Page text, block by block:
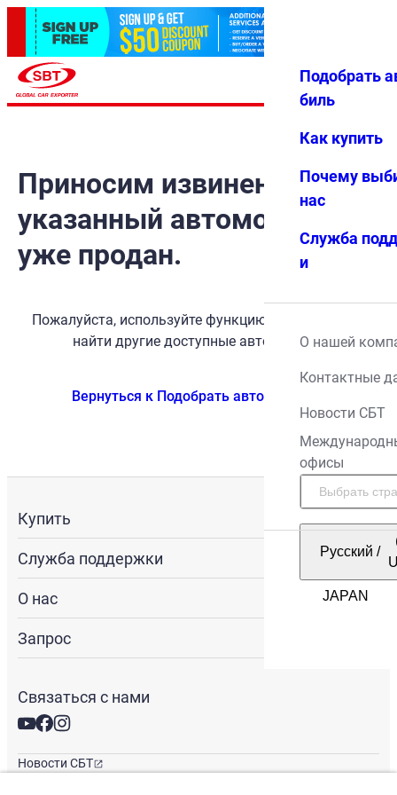
Избранн
Меню
Подобрать
биль
Как купить
Почему
нас
Служба
и
О нашей
Контактные
Новости СБТ
офисы
Русский /
Приносим извинения, но
указанный автомобиль
уже продан.
Пожалуйста, используйте функцию поиска, чтобы
найти другие доступные автомобили.
Вернуться к Подобрать автомобиль
Купить
Служба поддержки
О нас
Запрос
Связаться с нами
Новости СБТ